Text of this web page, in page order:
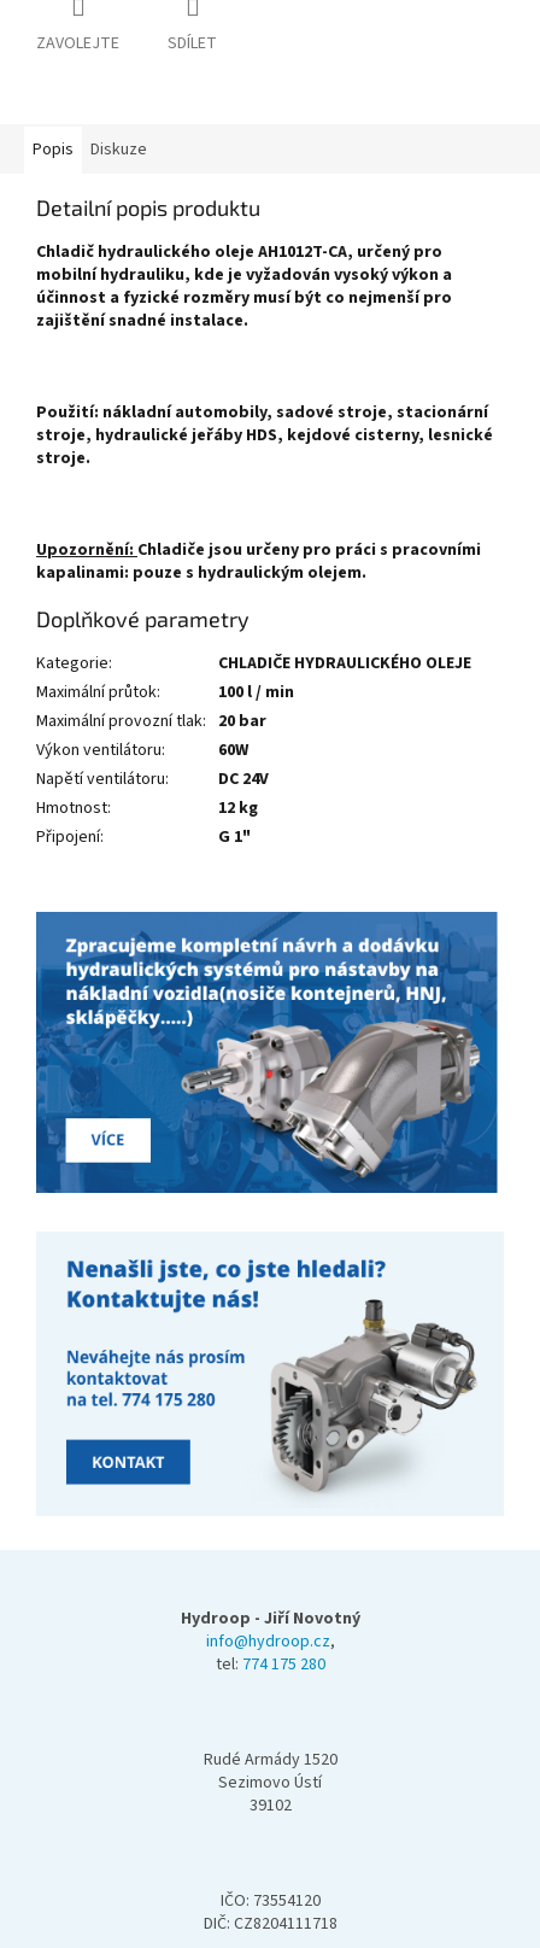
ZAVOLEJTE SDÍLET
Popis Diskuze
Detailní popis produktu
Chladič hydraulického oleje AH1012T-CA, určený pro
mobilní hydrauliku, kde je vyžadován vysoký výkon a
účinnost a fyzické rozměry musí být co nejmenší pro
zajištění snadné instalace.
Použití: nákladní automobily, sadové stroje, stacionární
stroje, hydraulické jeřáby HDS, kejdové cisterny, lesnické
stroje.
Upozornění:Chladiče jsou určeny pro práci s pracovními
kapalinami: pouze s hydraulickým olejem.
Doplňkové parametry
Kategorie:
CHLADIČE HYDRAULICKÉHO OLEJE
Maximální průtok:
100 l / min
Maximální provozní tlak: 20 bar
Výkon ventilátoru:
60W
Napětí ventilátoru:
DC 24V
Hmotnost:
12 kg
Připojení: G 1"
Hydroop - Jiří Novotný
info@hydroop.cz,
tel: 774 175 280
Rudé Armády 1520
Sezimovo Ústí
39102
IČO: 73554120
DIČ: CZ8204111718